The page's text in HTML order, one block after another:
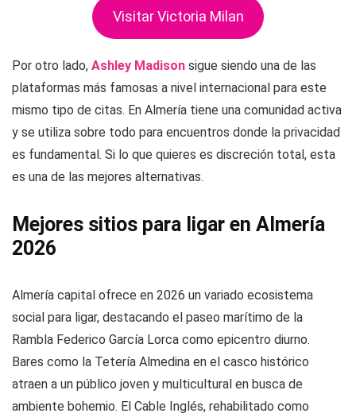
Visitar Victoria Milan
Por otro lado, Ashley Madison sigue siendo una de las
plataformas más famosas a nivel internacional para este
mismo tipo de citas. En Almería tiene una comunidad activa
y se utiliza sobre todo para encuentros donde la privacidad
es fundamental. Si lo que quieres es discreción total, esta
es una de las mejores alternativas.
Mejores sitios para ligar en Almería
2026
Almería capital ofrece en 2026 un variado ecosistema
social para ligar, destacando el paseo marítimo de la
Rambla Federico García Lorca como epicentro diurno.
Bares como la Tetería Almedina en el casco histórico
atraen a un público joven y multicultural en busca de
ambiente bohemio. El Cable Inglés, rehabilitado como